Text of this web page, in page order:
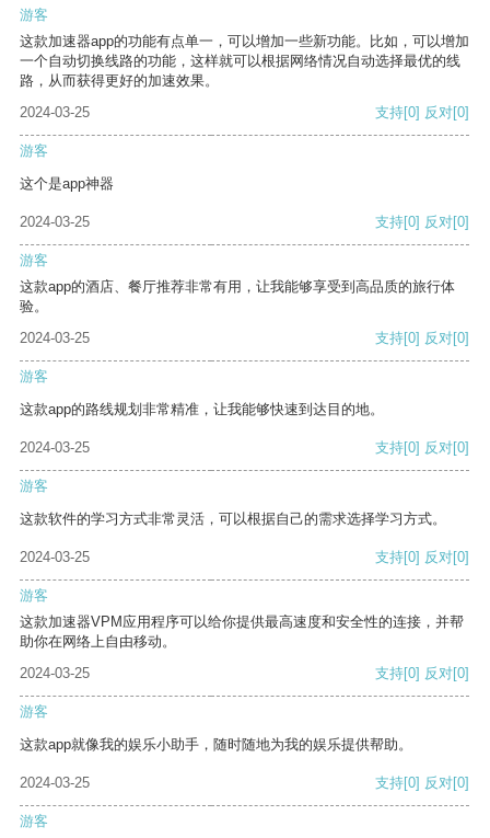
游客
这款加速器app的功能有点单一，可以增加一些新功能。比如，可以增加
一个自动切换线路的功能，这样就可以根据网络情况自动选择最优的线
路，从而获得更好的加速效果。
2024-03-25
支持[0] 反对[0]
游客
这个是app神器
2024-03-25 支持[0] 反对[0]
游客
这款app的酒店、餐厅推荐非常有用，让我能够享受到高品质的旅行体
验。
2024-03-25
支持[0] 反对[0]
游客
这款app的路线规划非常精准，让我能够快速到达目的地。
2024-03-25 支持[0] 反对[0]
游客
这款软件的学习方式非常灵活，可以根据自己的需求选择学习方式。
2024-03-25 支持[0] 反对[0]
游客
这款加速器VPM应用程序可以给你提供最高速度和安全性的连接，并帮
助你在网络上自由移动。
2024-03-25
支持[0] 反对[0]
游客
这款app就像我的娱乐小助手，随时随地为我的娱乐提供帮助。
2024-03-25 支持[0] 反对[0]
游客